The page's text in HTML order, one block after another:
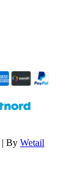
| By Wetail